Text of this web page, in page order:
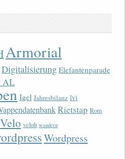
Armorial
Digitalisierung Elefantenparade
AL
Igel Jahresbilanz lvi
Rietstap Rom
Velo veloh wandern
Wordpress